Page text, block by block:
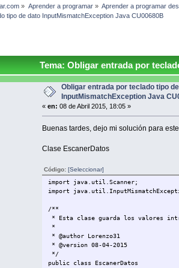
» Aprender a programar» Aprender a programar
tipo de dato InputMismatchException Java CU00680B
Tema: Obligar entrada por
4776 veces)
Obligar entrada por teclado tipo
InputMismatchException Java
« en: 08 de Abril 2015, 18:05 »
Buenas tardes, dejo mi solución para
Clase EscanerDatos
Código: [Seleccionar]
import java.util.Scanner;
import
/**
* Esta clase guarda los valores
*
* @author Lorenzo31
* @version 08-04-2015
*/
public class EscanerDatos